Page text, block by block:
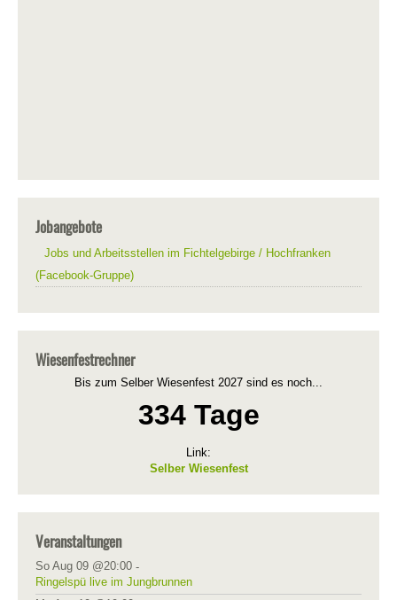
Jobangebote
Jobs und Arbeitsstellen im Fichtelgebirge / Hochfranken
(Facebook-Gruppe)
Wiesenfestrechner
Bis zum Selber Wiesenfest 2027 sind es noch...
334 Tage
Link:
Selber Wiesenfest
Veranstaltungen
So Aug 09 @20:00 -
Ringelspü live im Jungbrunnen